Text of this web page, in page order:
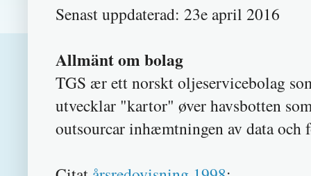
Senast uppdaterad: 23e april 2016
Allmänt om bolag
TGS ær ett norskt oljeservicebolag
utvecklar "kartor" øver havsbotten
outsourcar inhæmtningen av data